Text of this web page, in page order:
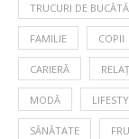
TRUCURI DE
FAMILIE COPII
CARIERĂ
MODĂ
SĂNĂTATE